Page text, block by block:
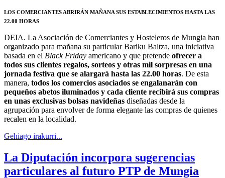
LOS COMERCIANTES ABRIRÁN MAÑANA SUS ESTABLECIMIENTOS HASTA LAS
22.00 HORAS
DEIA. La Asociación de Comerciantes y Hosteleros de Mungia han
organizado para mañana su particular Bariku Baltza, una iniciativa
basada en el Black Friday americano y que pretende ofrecer a
todos sus clientes regalos, sorteos y otras mil sorpresas en una
jornada festiva que se alargará hasta las 22.00 horas. De esta
manera, todos los comercios asociados se engalanarán con
pequeños abetos iluminados y cada cliente recibirá sus compras
en unas exclusivas bolsas navideñas diseñadas desde la
agrupación para envolver de forma elegante las compras de quienes
recalen en la localidad.
Gehiago irakurri...
La Diputación incorpora sugerencias
particulares al futuro PTP de Mungia